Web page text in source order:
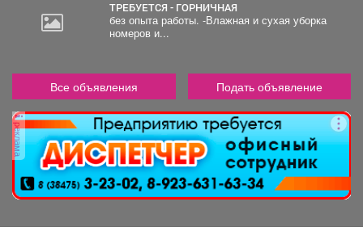
ТРЕБУЕТСЯ - ГОРНИЧНАЯ
без опыта работы. -Влажная и сухая уборка
номеров и...
Все объявления Подать объявление
реклама